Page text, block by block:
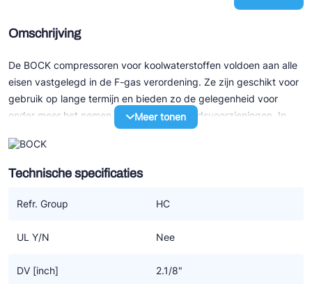
Omschrijving
De BOCK compressoren voor koolwaterstoffen voldoen aan alle
eisen vastgelegd in de F-gas verordening. Ze zijn geschikt voor
gebruik op lange termijn en bieden zo de gelegenheid voor
onder meer het nemen van extra veiligheidsvoorzieningen. In
verband met de brandbaarheid van koolwaterstoffen moeten er
maatregelen worden getroffen voor compressor en systeem.
Speciaal voor het gebruik van koolwaterstoffen als koudemiddel
(R290/R1270) levert BOCK een alternatieve machine op basis
van de huidige generatie semi hermetische compressoren.
Specificaties
• Thermische beveiliging (aanbevolen)
Meer tonen
Technische specificaties
Refr. Group HC
UL Y/N Nee
DV [inch] 2.1/8"